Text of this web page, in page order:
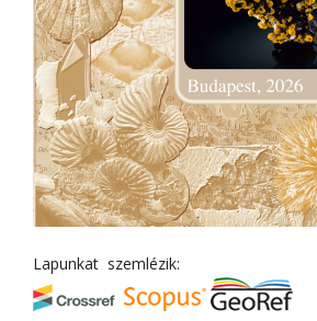
Lapunkat szemlézik: